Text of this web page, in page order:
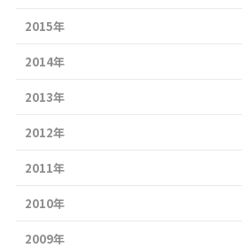
2015年
2014年
2013年
2012年
2011年
2010年
2009年